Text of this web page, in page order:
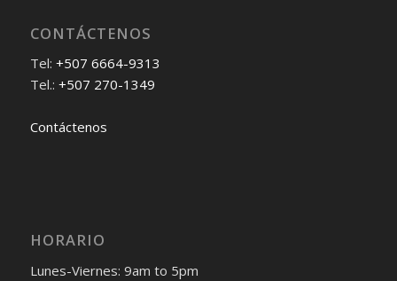
CONTÁCTENOS
Tel: +507 6664-9313
Tel.: +507 270-1349
Contáctenos
HORARIO
Lunes-Viernes: 9am to 5pm